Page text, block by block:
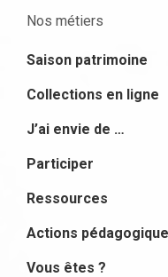
Nos métiers
Saison patrimoine
Collections en ligne
J’ai envie de …
Participer
Ressources
Actions
Vous êtes ?